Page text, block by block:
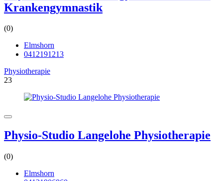
Krankengymnastik
(0)
Elmshorn
0412191213
Physiotherapie
23
Physio-Studio Langelohe Physiotherapie
(0)
Elmshorn